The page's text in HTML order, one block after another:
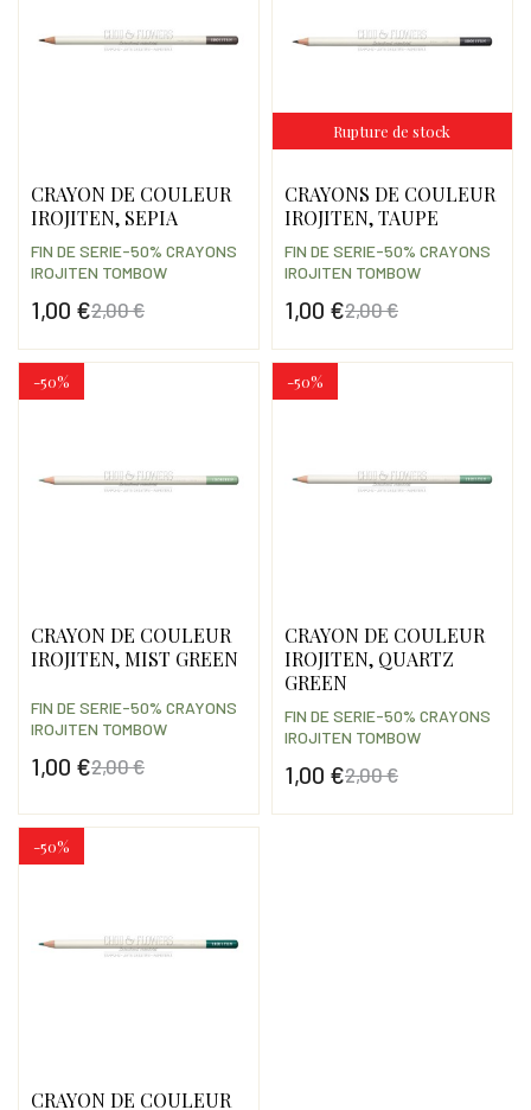
CRAYON DE COULEUR
IROJITEN, SEPIA
1,00 €2,00 €
FIN DE SERIE-50% CRAYONS
IROJITEN TOMBOW
Rupture de stock
CRAYONS DE COULEUR
IROJITEN, TAUPE
1,00 €2,00 €
FIN DE SERIE-50% CRAYONS
IROJITEN TOMBOW
-50%
CRAYON DE COULEUR
IROJITEN, MIST GREEN
1,00 €2,00 €
FIN DE SERIE-50% CRAYONS
IROJITEN TOMBOW
-50%
CRAYON DE COULEUR
IROJITEN, QUARTZ
GREEN
1,00 €2,00 €
FIN DE SERIE-50% CRAYONS
IROJITEN TOMBOW
-50%
CRAYON DE COULEUR